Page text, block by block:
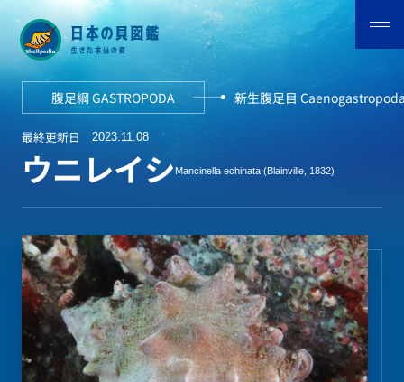
腹足綱 GASTROPODA 新生腹足目
最終更新日 2023.11.08
ウニレイシMancinella echinata (Blainville, 1832)